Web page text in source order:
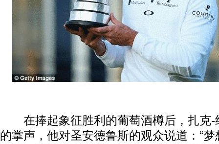
在捧起象征胜利的葡萄酒樽后，扎克-
的掌声，他对圣安德鲁斯的观众说道：“